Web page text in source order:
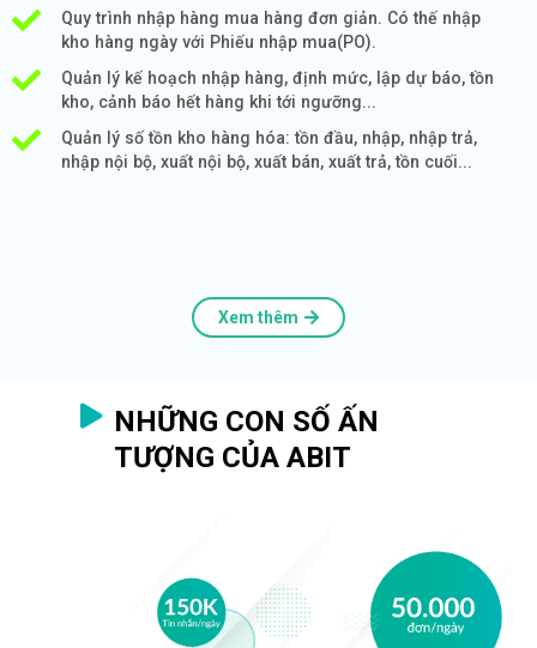
Quy trình nhập hàng mua hàng đơn giản. Có thế nhập
kho hàng ngày với Phiếu nhập mua(PO).
Quản lý kế hoạch nhập hàng, định mức, lập dự báo, tồn
kho, cảnh báo hết hàng khi tới ngưỡng...
Quản lý số tồn kho hàng hóa: tồn đầu, nhập, nhập trả,
nhập nội bộ, xuất nội bộ, xuất bán, xuất trả, tồn cuối...
Xem thêm
NHỮNG CON SỐ ẤN
TƯỢNG CỦA ABIT